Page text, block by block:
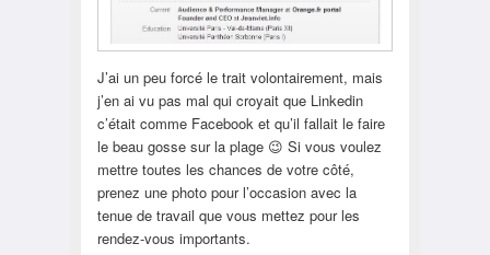
J’ai un peu forcé le trait volontairement, mais
j’en ai vu pas mal qui croyait que Linkedin
c’était comme Facebook et qu’il fallait le faire
le beau gosse sur la plage 😉 Si vous voulez
mettre toutes les chances de votre côté,
prenez une photo pour l’occasion avec la
tenue de travail que vous mettez pour les
rendez-vous importants.